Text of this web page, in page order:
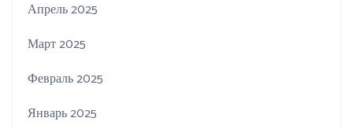
Апрель 2025
Март 2025
Февраль 2025
Январь 2025